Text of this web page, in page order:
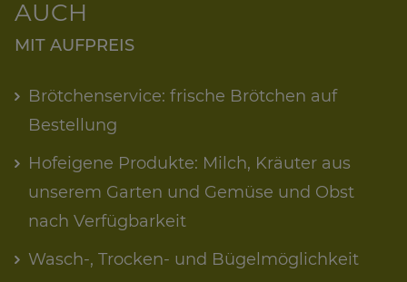
AUCH
MIT AUFPREIS
Brötchenservice: frische Brötchen auf
Bestellung
Hofeigene Produkte: Milch, Kräuter aus
unserem Garten und Gemüse und Obst
nach Verfügbarkeit
Wasch-, Trocken- und Bügelmöglichkeit